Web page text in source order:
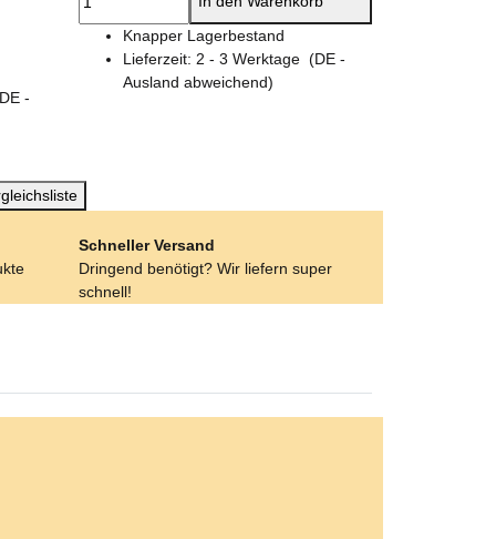
-
Knapper Lagerbestand
Lieferzeit: 2 - 3 Werktage (DE -
Ausland abweichend)
Schneller Versand
Dringend benötigt? Wir liefern super
schnell!